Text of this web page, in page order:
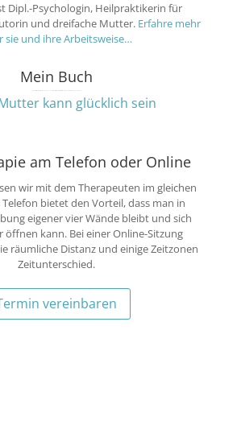
Dipl.-Psychologin, Heilpraktikerin für
und dreifache Mutter. Erfahre mehr
sie und ihre Arbeitsweise…
Mein Buch
am Telefon oder Online
wir mit dem Therapeuten im gleichen
Telefon bietet den Vorteil, dass man in
eigener vier Wände bleibt und sich
öffnen kann. Bei einer Online-Sitzung
räumliche Distanz und einige Zeitzonen
Zeitunterschied.
vereinbaren